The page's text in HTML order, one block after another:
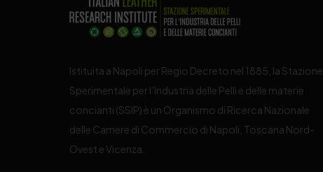
Istituita a Napoli per Regio Decreto nel 1885, la Stazione
Sperimentale per l’Industria delle Pelli e delle materie
concianti (SSIP) è un Organismo di Ricerca Nazionale
delle Camere di Commercio di Napoli, Toscana Nord-
Ovest e Vicenza.